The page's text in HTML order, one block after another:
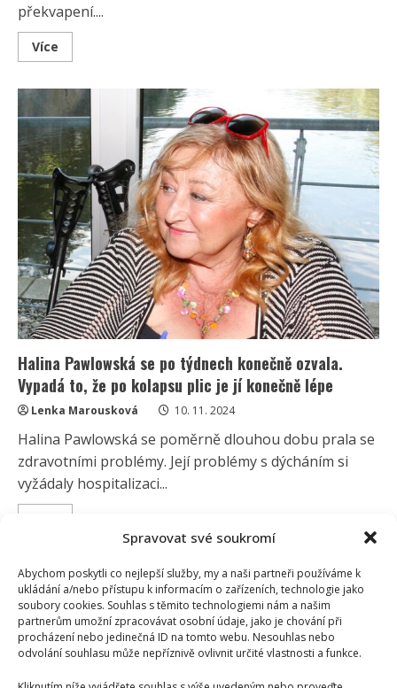
Spravovat své soukromí
Abychom poskytli co nejlepší služby, my a naši partneři používáme k
ukládání a/nebo přístupu k informacím o zařízeních, technologie jako
soubory cookies. Souhlas s těmito technologiemi nám a našim
partnerům umožní zpracovávat osobní údaje, jako je chování při
procházení nebo jedinečná ID na tomto webu. Nesouhlas nebo
odvolání souhlasu může nepříznivě ovlivnit určité vlastnosti a funkce.
překvapení....
Více
more
kolo
StarDance
a
další
nemilé
překvapení
Halina Pawlowská se po týdnech konečně ozvala.
Vypadá to, že po kolapsu plic je jí konečně lépe
Lenka Marousková 10. 11. 2024
Halina Pawlowská se poměrně dlouhou dobu prala se
zdravotními problémy. Její problémy s dýcháním si
vyžádaly hospitalizaci...
Read
Pawlowská
se
po
týdnech
konečně
ozvala.
Vypadá
to,
po